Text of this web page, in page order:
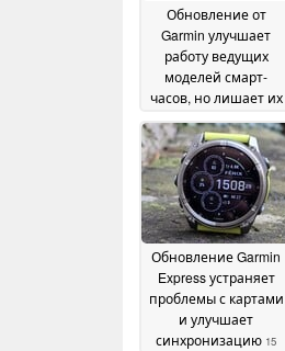
Обновление от
Garmin улучшает
работу ведущих
моделей смарт-
часов, но лишает их
15 July 2026
Обновление Garmin
Express устраняет
проблемы с картами
и улучшает
синхронизацию 15